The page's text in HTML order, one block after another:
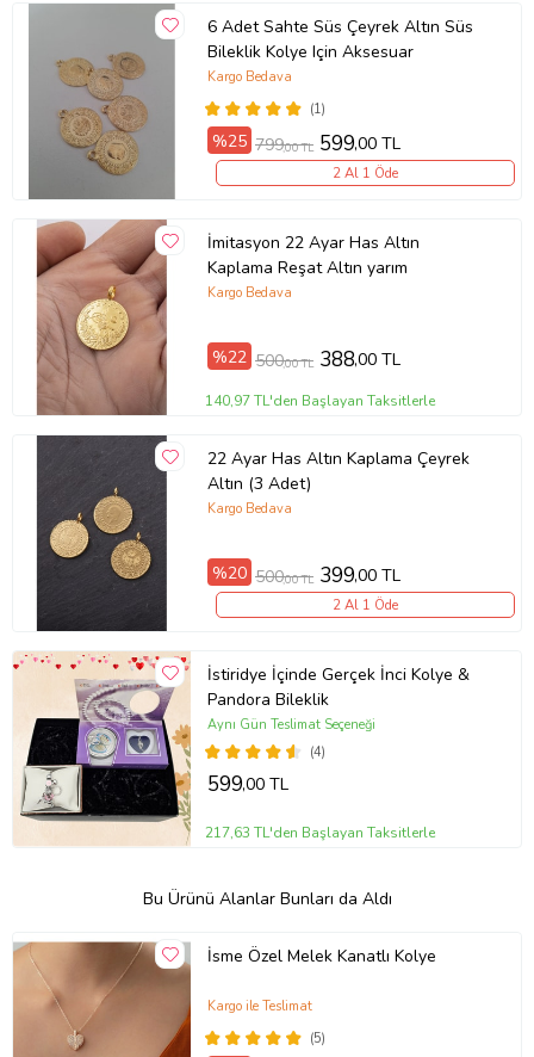
6 Adet Sahte Süs Çeyrek Altın Süs
Bileklik Kolye Için Aksesuar
(1)
Kargo Bedava
%25 799,00 TL 599,00 TL
2 Al 1 Öde
İmitasyon 22 Ayar Has Altın
Kaplama Reşat Altın yarım
Kargo Bedava
%22 500,00 TL 388,00 TL
140,97 TL'den Başlayan Taksitlerle
22 Ayar Has Altın Kaplama Çeyrek
Altın (3 Adet)
Kargo Bedava
%20 500,00 TL 399,00 TL
2 Al 1 Öde
İstiridye İçinde Gerçek İnci Kolye &
Pandora Bileklik
(4)
Aynı Gün Teslimat Seçeneği
599,00 TL
217,63 TL'den Başlayan Taksitlerle
Bu Ürünü Alanlar Bunları da Aldı
İsme Özel Melek Kanatlı Kolye
(5)
Kargo ile Teslimat